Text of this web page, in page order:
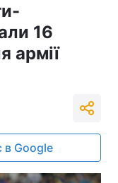
16
армії
в Google